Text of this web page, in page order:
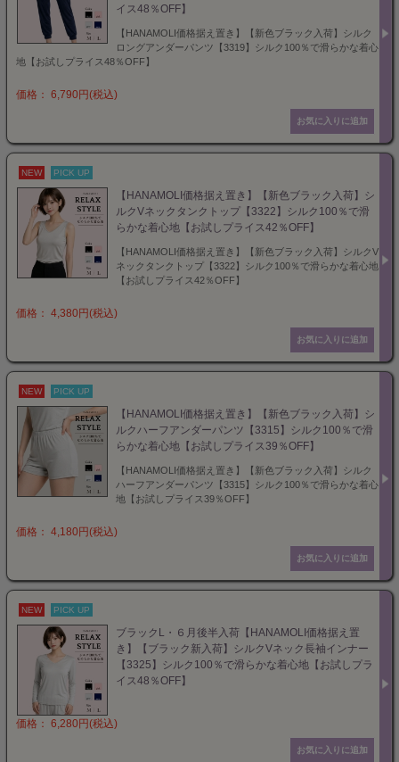
イス48％OFF】
【HANAMOLI価格据え置き】【新色ブラック入荷】シルク
ロングアンダーパンツ【3319】シルク100％で滑らかな着心
地【お試しプライス48％OFF】
価格： 6,790円(税込)
NEW PICK UP
【HANAMOLI価格据え置き】【新色ブラック入荷】シ
ルクVネックタンクトップ【3322】シルク100％で滑
らかな着心地【お試しプライス42％OFF】
【HANAMOLI価格据え置き】【新色ブラック入荷】シルクV
ネックタンクトップ【3322】シルク100％で滑らかな着心地
【お試しプライス42％OFF】
価格： 4,380円(税込)
NEW PICK UP
【HANAMOLI価格据え置き】【新色ブラック入荷】シ
ルクハーフアンダーパンツ【3315】シルク100％で滑
らかな着心地【お試しプライス39％OFF】
【HANAMOLI価格据え置き】【新色ブラック入荷】シルク
ハーフアンダーパンツ【3315】シルク100％で滑らかな着心
地【お試しプライス39％OFF】
価格： 4,180円(税込)
NEW PICK UP
ブラックL・６月後半入荷【HANAMOLI価格据え置
き】【ブラック新入荷】シルクVネック長袖インナー
【3325】シルク100％で滑らかな着心地【お試しプラ
イス48％OFF】
価格： 6,280円(税込)